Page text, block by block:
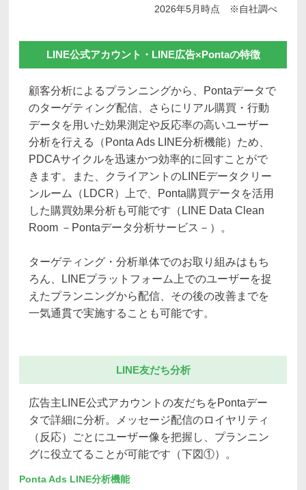
2026年5月時点 ※自社調べ
LINE公式アカウント・LINE広告×Pontaの特徴
顧客分析によるプランニングから、Pontaデータで
のターゲティング配信、さらにリアル購買・行動
データを用いた効果測定や反応率の高いユーザー
分析を行える（Ponta Ads LINE分析機能）ため、
PDCAサイクルを迅速かつ効率的に回すことがで
きます。また、クライアントのLINEデータクリー
ンルーム（LDCR）上で、Ponta購買データを活用
した購買効果分析も可能です（LINE Data Clean
Room －Pontaデータ分析サービス－）。
ターゲティング・分析単体でのお取り組みはもち
ろん、LINEプラットフォーム上でのユーザーを捉
えたプランニングから配信、その後の改善までを
一気通貫で実施することも可能です。
LINE友だち分析
広告主LINE公式アカウントの友だちをPontaデー
タで詳細に分析。メッセージ配信のロイヤリティ
（反応）ごとにユーザー像を把握し、プランニン
グに役立てることが可能です（下図①）。
Ponta Ads LINE分析機能